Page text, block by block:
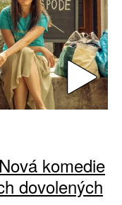
komedie
dovolených